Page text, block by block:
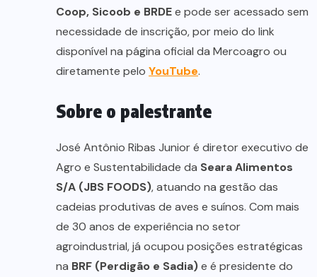
Coop, Sicoob e BRDEe pode ser acessado sem
necessidade de inscrição, por meio do link
disponível na página oficial da Mercoagro ou
diretamente pelo YouTube.
Sobre o palestrante
José Antônio Ribas Junior é diretor executivo de
Agro e Sustentabilidade da Seara Alimentos
S/A (JBS FOODS), atuando na gestão das
cadeias produtivas de aves e suínos. Com mais
de 30 anos de experiência no setor
agroindustrial, já ocupou posições estratégicas
na BRF (Perdigão e Sadia)e é presidente do